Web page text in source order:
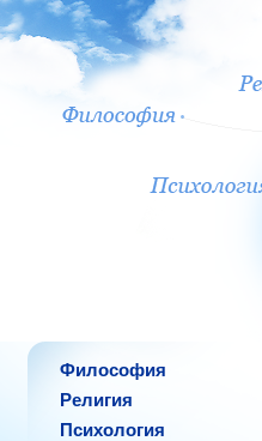
Философия
Религия
Психология